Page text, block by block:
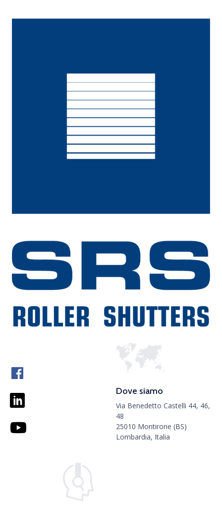
Dove siamo
Via Benedetto Castelli 44, 46,
48
25010 Montirone (BS)
Lombardia, Italia